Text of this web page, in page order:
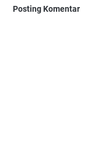
Posting Komentar